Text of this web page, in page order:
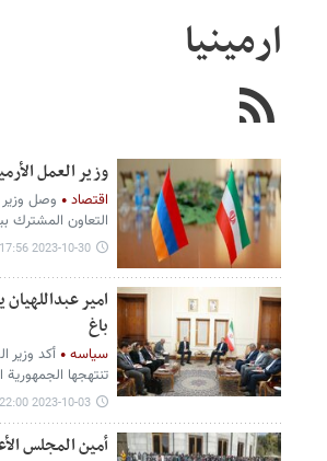
ارمينيا
وزير العمل
اقتصاد
وصل وزير
التعاون المشترك
2023-10-30 17:56
امير
باغ
سیاسه
أكد وزير
تنتهجها
2023-10-03 22:00
أمين المجلس